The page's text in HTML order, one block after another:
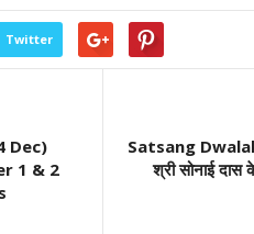
Twitter
Dec)
1 & 2
Satsang
श्री सोनाई दास